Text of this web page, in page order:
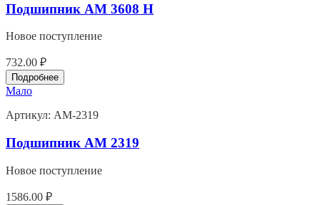
Подшипник AM 3608 Н
Новое поступление
732.00 ₽
Подробнее
Мало
Артикул: AM-2319
Подшипник AM 2319
Новое поступление
1586.00 ₽